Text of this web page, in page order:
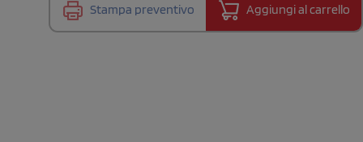
Stampa preventivo Aggiungi al carrello